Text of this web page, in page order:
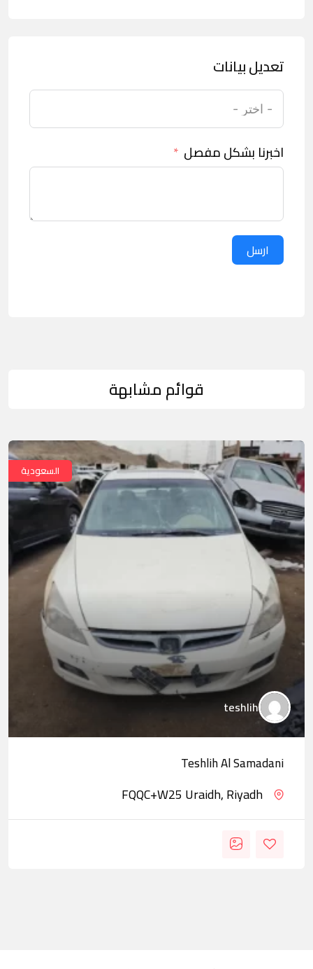
تعديل بيانات
اخبرنا بشكل مفصل
ارسل
قوائم مشابهة
السعودية
teshlih
Teshlih Al Samadani
FQQC+W25 Uraidh, Riyadh